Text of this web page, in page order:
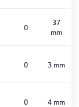
0
37
mm
0 3 mm
0 4 mm